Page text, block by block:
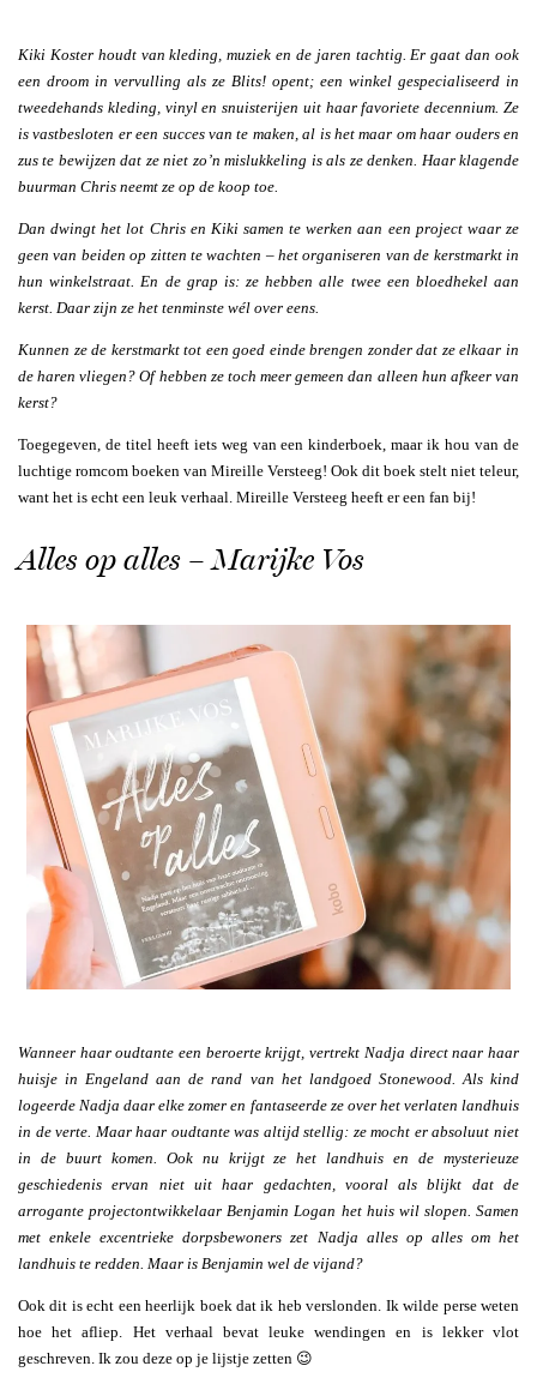
Kiki Koster houdt van kleding, muziek en de jaren tachtig. Er gaat dan ook
een droom in vervulling als ze Blits! opent; een winkel gespecialiseerd in
tweedehands kleding, vinyl en snuisterijen uit haar favoriete decennium. Ze
is vastbesloten er een succes van te maken, al is het maar om haar ouders en
zus te bewijzen dat ze niet zo’n mislukkeling is als ze denken. Haar klagende
buurman Chris neemt ze op de koop toe.
Dan dwingt het lot Chris en Kiki samen te werken aan een project waar ze
geen van beiden op zitten te wachten – het organiseren van de kerstmarkt in
hun winkelstraat. En de grap is: ze hebben alle twee een bloedhekel aan
kerst. Daar zijn ze het tenminste wél over eens.
Kunnen ze de kerstmarkt tot een goed einde brengen zonder dat ze elkaar in
de haren vliegen? Of hebben ze toch meer gemeen dan alleen hun afkeer van
kerst?
Toegegeven, de titel heeft iets weg van een kinderboek, maar ik hou van de
luchtige romcom boeken van Mireille Versteeg! Ook dit boek stelt niet teleur,
want het is echt een leuk verhaal. Mireille Versteeg heeft er een fan bij!
Alles op alles – Marijke Vos
Wanneer haar oudtante een beroerte krijgt, vertrekt Nadja direct naar haar
huisje in Engeland aan de rand van het landgoed Stonewood. Als kind
logeerde Nadja daar elke zomer en fantaseerde ze over het verlaten landhuis
in de verte. Maar haar oudtante was altijd stellig: ze mocht er absoluut niet
in de buurt komen. Ook nu krijgt ze het landhuis en de mysterieuze
geschiedenis ervan niet uit haar gedachten, vooral als blijkt dat de
arrogante projectontwikkelaar Benjamin Logan het huis wil slopen. Samen
met enkele excentrieke dorpsbewoners zet Nadja alles op alles om het
landhuis te redden. Maar is Benjamin wel de vijand?
Ook dit is echt een heerlijk boek dat ik heb verslonden. Ik wilde perse weten
hoe het afliep. Het verhaal bevat leuke wendingen en is lekker vlot
geschreven. Ik zou deze op je lijstje zetten 😉